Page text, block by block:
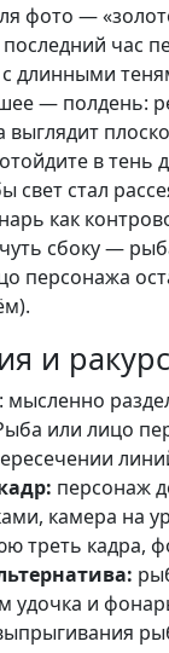
фото —
час
длинными
— полдень:
выглядит
в тень
свет стал
как
сбоку —
персонажа
и
или лицо
персонаж
камера на
треть кадра,
удочка и